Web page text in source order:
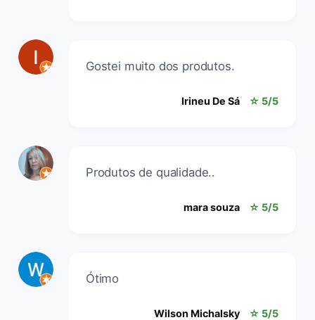
Gostei muito dos produtos.
Irineu De Sá ☆ 5/5
Produtos de qualidade..
mara souza ☆ 5/5
Ótimo
Wilson Michalsky ☆ 5/5